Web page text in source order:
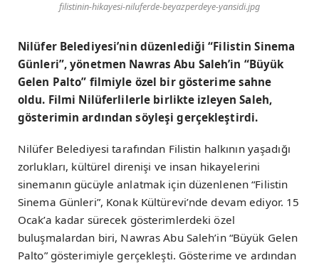
filistinin-hikayesi-niluferde-beyazperdeye-yansidi.jpg
Nilüfer Belediyesi’nin düzenlediği “Filistin Sinema
Günleri”, yönetmen Nawras Abu Saleh’in “Büyük
Gelen Palto” filmiyle özel bir gösterime sahne
oldu. Filmi Nilüferlilerle birlikte izleyen Saleh,
gösterimin ardından söyleşi gerçekleştirdi.
Nilüfer Belediyesi tarafından Filistin halkının yaşadığı
zorlukları, kültürel direnişi ve insan hikayelerini
sinemanın gücüyle anlatmak için düzenlenen “Filistin
Sinema Günleri”, Konak Kültürevi’nde devam ediyor. 15
Ocak’a kadar sürecek gösterimlerdeki özel
buluşmalardan biri, Nawras Abu Saleh’in “Büyük Gelen
Palto” gösterimiyle gerçekleşti. Gösterime ve ardından